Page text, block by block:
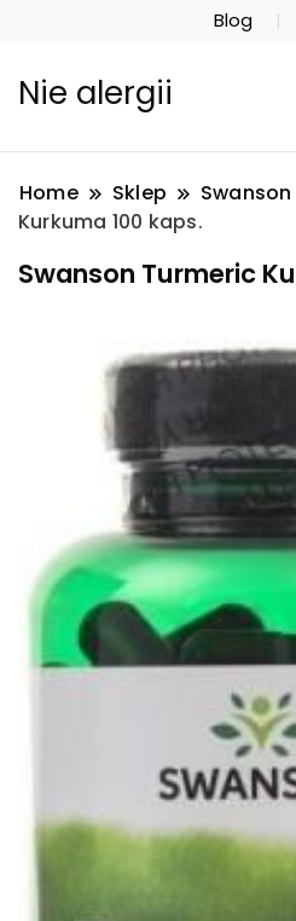
Blog
Nie alergii
Home Sklep Swanson
Kurkuma 100 kaps.
Swanson Turmeric